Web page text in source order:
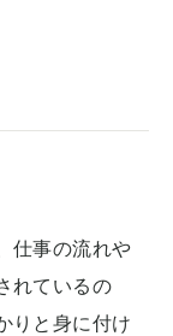
仕事の流れや
れているの
りと身に付け